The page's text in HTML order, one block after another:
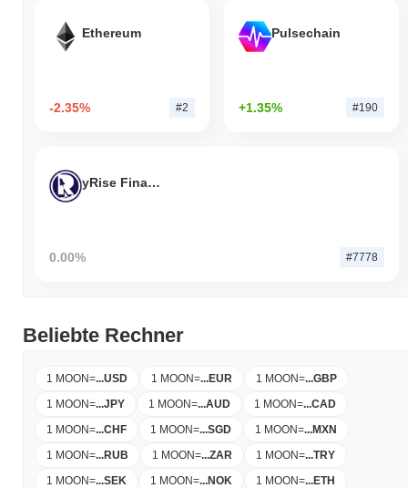
Ethereum
-2.35% #2
Pulsechain
+1.35% #190
yRise Finance
0.00% #7778
Beliebte Rechner
1 MOON=...USD 1 MOON=...EUR 1 MOON=...GBP
1 MOON=...JPY 1 MOON=...AUD 1 MOON=...CAD
1 MOON=...CHF 1 MOON=...SGD 1 MOON=...MXN
1 MOON=...RUB 1 MOON=...ZAR 1 MOON=...TRY
1 MOON=...SEK 1 MOON=...NOK 1 MOON=...ETH